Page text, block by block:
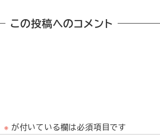
この投稿へのコメント
※ が付いている欄は必須項目です